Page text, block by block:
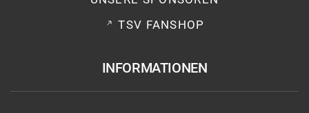
TSV FANSHOP
INFORMATIONEN